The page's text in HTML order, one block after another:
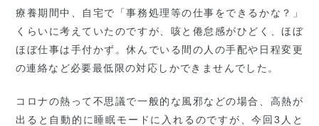
療養期間中、自宅で「事務処理等の仕事をできるかな？」
くらいに考えていたのですが、咳と倦怠感がひどく、ほぼ
ほぼ仕事は手付かず。休んでいる間の人の手配や日程変更
の連絡など必要最低限の対応しかできませんでした。
コロナの熱って不思議で一般的な風邪などの場合、高熱が
出ると自動的に睡眠モードに入れるのですが、今回3人と